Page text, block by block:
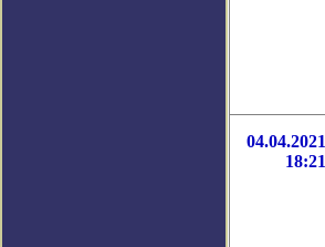
04.04.2021
18:21